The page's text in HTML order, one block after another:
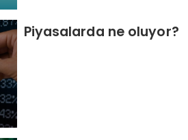
Piyasalarda ne oluyor?